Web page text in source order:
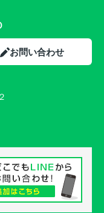
お問い合わせ